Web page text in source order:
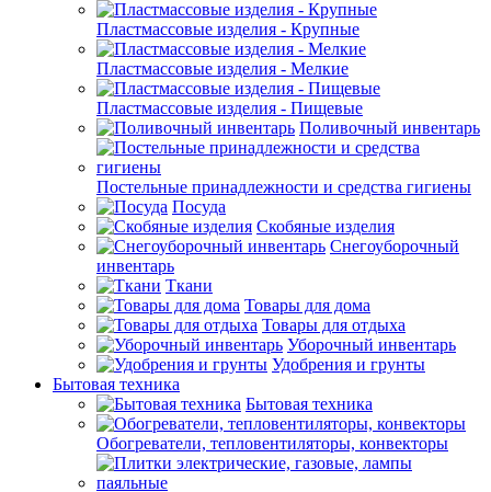
Пластмассовые изделия - Крупные
Пластмассовые изделия - Мелкие
Пластмассовые изделия - Пищевые
Поливочный инвентарь
Постельные принадлежности и средства гигиены
Посуда
Скобяные изделия
Снегоуборочный
инвентарь
Ткани
Товары для дома
Товары для отдыха
Уборочный инвентарь
Удобрения и грунты
Бытовая техника
Бытовая техника
Обогреватели, тепловентиляторы, конвекторы